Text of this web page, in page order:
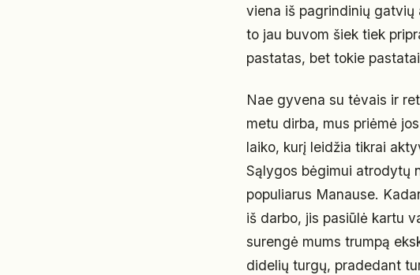
viena iš pagrindinių gatvių
to jau buvom šiek tiek
pastatas, bet tokie
Nae gyvena su tėvais ir
metu dirba, mus priėmė
laiko, kurį leidžia tikrai
Sąlygos bėgimui atrodytų
populiarus Manause.
iš darbo, jis pasiūlė kartu
surengė mums trumpą
didelių turgų, pradedant